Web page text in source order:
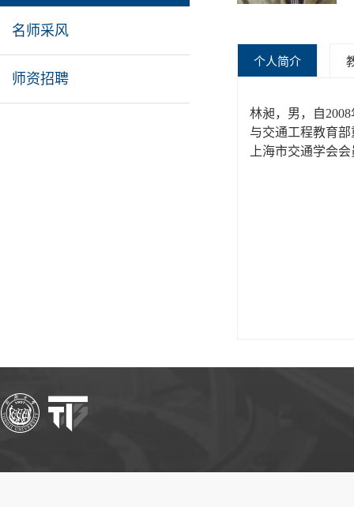
名师采风
师资招聘
个人简介
林昶，男，自
与交通工程教育
上海市交通学会